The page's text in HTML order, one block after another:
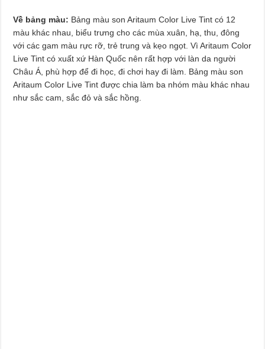
Về bảng màu: Bảng màu son Aritaum Color Live Tint có 12
màu khác nhau, biểu trưng cho các mùa xuân, hạ, thu, đông
với các gam màu rực rỡ, trẻ trung và kẹo ngọt. Vì Aritaum Color
Live Tint có xuất xứ Hàn Quốc nên rất hợp với làn da người
Châu Á, phù hợp để đi học, đi chơi hay đi làm. Bảng màu son
Aritaum Color Live Tint được chia làm ba nhóm màu khác nhau
như sắc cam, sắc đỏ và sắc hồng.